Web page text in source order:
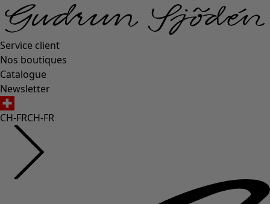
Service client
Nos boutiques
Catalogue
Newsletter
CH-FRCH-FR